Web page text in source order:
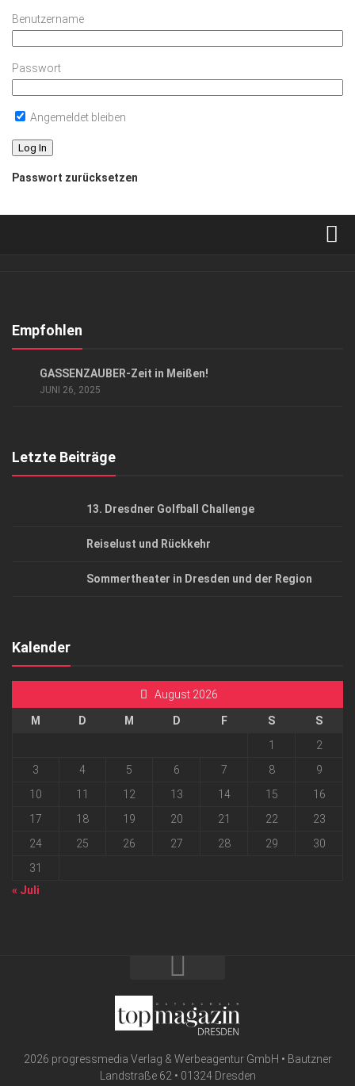
Benutzername
Passwort
Angemeldet bleiben
Passwort zurücksetzen
Kontakt, Impressum
Empfohlen
GASSENZAUBER-Zeit in Meißen!
JUNI 26, 2025
Letzte Beiträge
13. Dresdner Golfball Challenge
Reiselust und Rückkehr
Sommertheater in Dresden und der Region
Kalender
August 2026
M D M D F S
S
1
2
3
4 5 6 7 8
9
10
11 12 13 14 15
16
17
18 19 20 21 22
23
24
25 26 27 28 29
30
31
« Juli
2026 progressmedia Verlag & Werbeagentur GmbH • Bautzner
Landstraße 62 • 01324 Dresden